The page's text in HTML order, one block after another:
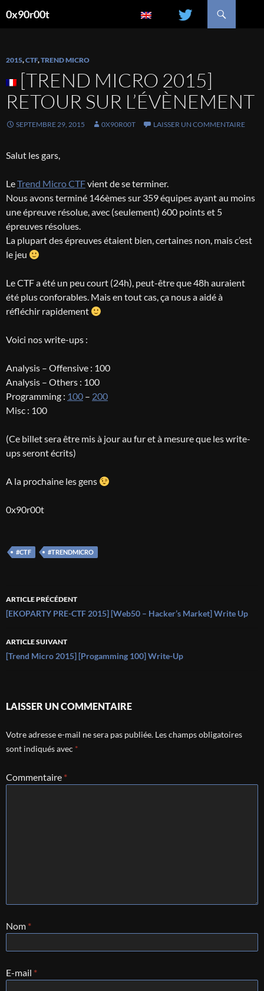
0x90r00t
2015,CTF,TREND MICRO
[TREND MICRO 2015]
RETOUR SUR L’ÉVÈNEMENT
SEPTEMBRE 29, 2015 0X90R00T LAISSER UN COMMENTAIRE
Salut les gars,
LeTrend Micro CTFvient de se terminer.
Nous avons terminé 146èmes sur 359 équipes ayant au moins
une épreuve résolue, avec (seulement) 600 points et 5
épreuves résolues.
La plupart des épreuves étaient bien, certaines non, mais c’est
le jeu
Le CTF a été un peu court (24h), peut-être que 48h auraient
été plus conforables. Mais en tout cas, ça nous a aidé à
réfléchir rapidement
Voici nos write-ups :
Analysis – Offensive : 100
Analysis – Others : 100
Programming : 100 – 200
Misc : 100
(Ce billet sera être mis à jour au fur et à mesure que les write-
ups seront écrits)
A la prochaine les gens
0x90r00t
#CTF #TRENDMICRO
Navigation
des
articles
ARTICLE PRÉCÉDENT
[EKOPARTY PRE-CTF 2015] [Web50 – Hacker’s Market] Write Up
ARTICLE SUIVANT
[Trend Micro 2015] [Progamming 100] Write-Up
LAISSER UN COMMENTAIRE
Votre adresse e-mail ne sera pas publiée. Les champs obligatoires
sont indiqués avec *
Commentaire *
Nom *
E-mail *